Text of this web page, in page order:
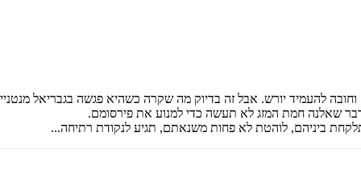
להעמיד יורש. אבל זה בדיוק מה שקרה כשהיא פגשה בגבריאל
שאלנה חמת המזג לא תעשה כדי למנוע את פירסומם.
ביניהם, לוהטת לא פחות משנאתם, תגיע לנקודת רתיחה...